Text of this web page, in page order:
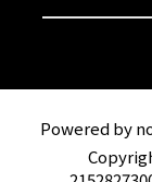
Powered by